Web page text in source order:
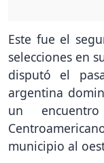
Este fue el
selecciones en
disputó el
argentina
un
municipio al